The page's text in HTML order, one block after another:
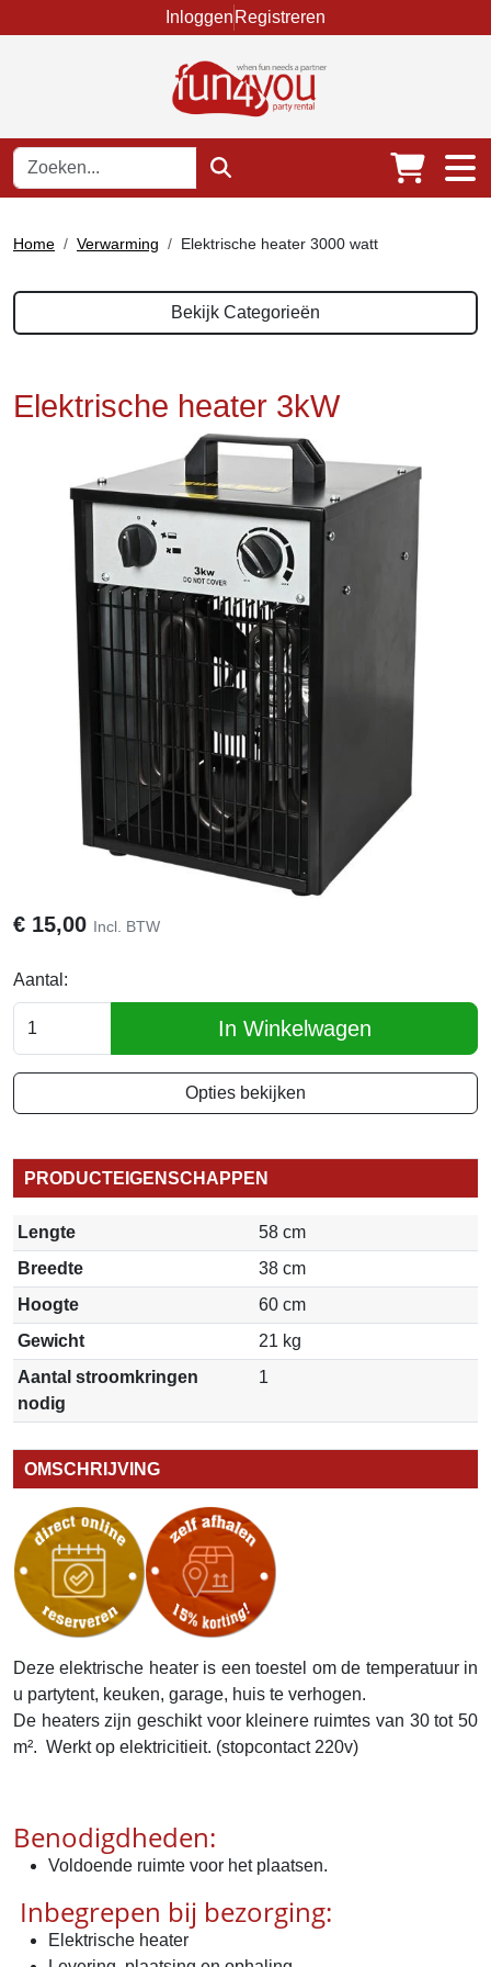
Inloggen Registreren
Home Verwarming Elektrische heater 3000 watt
Bekijk Categorieën
Elektrische heater 3kW
€ 15,00 Incl. BTW
Aantal:
In Winkelwagen
Opties bekijken
PRODUCTEIGENSCHAPPEN
Lengte
58 cm
Breedte
38 cm
Hoogte
60 cm
Gewicht
21 kg
Aantal stroomkringen
nodig
1
OMSCHRIJVING
Deze elektrische heater is een toestel om de temperatuur in
u partytent, keuken, garage, huis te verhogen.
De heaters zijn geschikt voor kleinere ruimtes van 30 tot 50
m². Werkt op elektricitieit. (stopcontact 220v)
Benodigdheden:
Voldoende ruimte voor het plaatsen.
Inbegrepen bij bezorging:
Elektrische heater